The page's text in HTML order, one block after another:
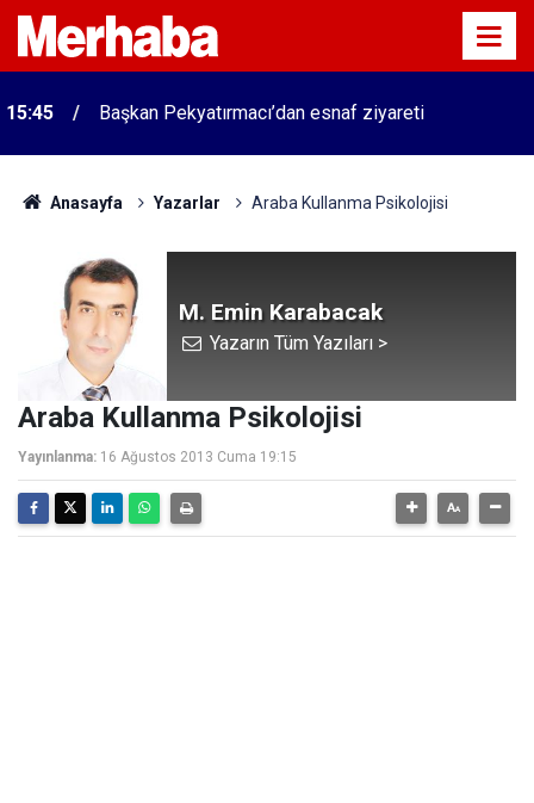
15:45 Başkan Pekyatırmacı’dan esnaf ziyareti
Anasayfa Yazarlar Araba Kullanma Psikolojisi
M. Emin Karabacak
Yazarın Tüm Yazıları >
Araba Kullanma Psikolojisi
Yayınlanma: 16 Ağustos 2013 Cuma 19:15